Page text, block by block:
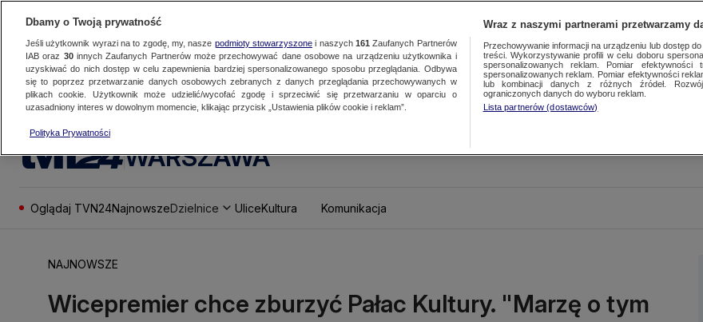
WARSZAWA
Oglądaj TVN24NajnowszeDzielnice UliceKultura Komunikacja
NAJNOWSZE
Wicepremier chce zburzyć Pałac Kultury. "Marzę o tym
Dbamy o Twoją prywatność
Jeśli użytkownik wyrazi na to zgodę, my, nasze podmioty stowarzyszonei naszych 161 Zaufanych Partnerów
IAB oraz 30innych Zaufanych Partnerów może przechowywać dane osobowe na urządzeniu użytkownika i
uzyskiwać do nich dostęp w celu zapewnienia bardziej spersonalizowanego sposobu przeglądania. Odbywa
się to poprzez przetwarzanie danych osobowych zebranych z danych przeglądania przechowywanych w
plikach cookie. Użytkownik może udzielić/wycofać zgodę i sprzeciwić się przetwarzaniu w oparciu o
uzasadniony interes w dowolnym momencie, klikając przycisk „Ustawienia plików cookie i reklam”.
Polityka Prywatności
Wraz z naszymi partnerami przetwarzamy
Przechowywanie informacji na urządzeniu lub dostęp
treści. Wykorzystywanie profili w celu doboru
spersonalizowanych reklam. Pomiar
spersonalizowanych reklam. Pomiar efektywności
lub kombinacji danych z różnych źródeł.
ograniczonych danych do wyboru reklam.
Lista partnerów (dostawców)